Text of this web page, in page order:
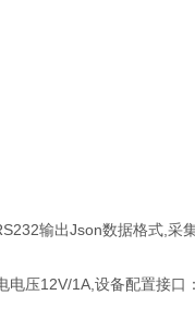
输出Json数据格式,采
压12V/1A,设备配置接口